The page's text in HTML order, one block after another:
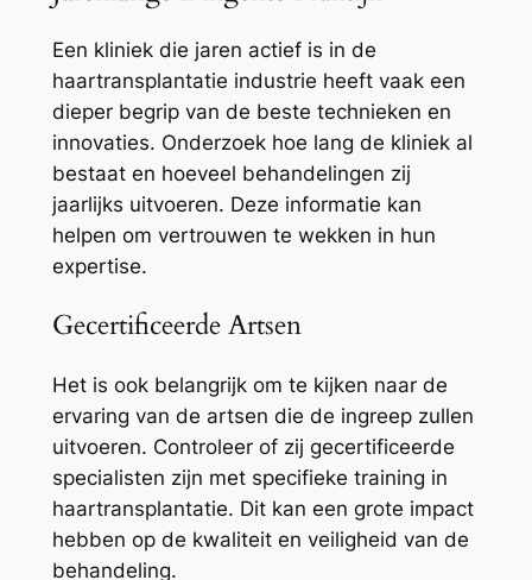
Een kliniek die jaren actief is in de
haartransplantatie industrie heeft vaak een
dieper begrip van de beste technieken en
innovaties. Onderzoek hoe lang de kliniek al
bestaat en hoeveel behandelingen zij
jaarlijks uitvoeren. Deze informatie kan
helpen om vertrouwen te wekken in hun
expertise.
Gecertificeerde Artsen
Het is ook belangrijk om te kijken naar de
ervaring van de artsen die de ingreep zullen
uitvoeren. Controleer of zij gecertificeerde
specialisten zijn met specifieke training in
haartransplantatie. Dit kan een grote impact
hebben op de kwaliteit en veiligheid van de
behandeling.